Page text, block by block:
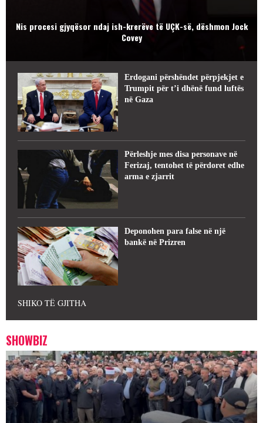
Nis procesi gjyqësor ndaj ish-krerëve të UÇK-së, dëshmon Jock
Covey
Erdogani përshëndet përpjekjet e
Trumpit për t’i dhënë fund luftës
në Gaza
Përleshje mes disa personave në
Ferizaj, tentohet të përdoret edhe
arma e zjarrit
Deponohen para false në një
bankë në Prizren
SHIKO TË GJITHA
SHOWBIZ